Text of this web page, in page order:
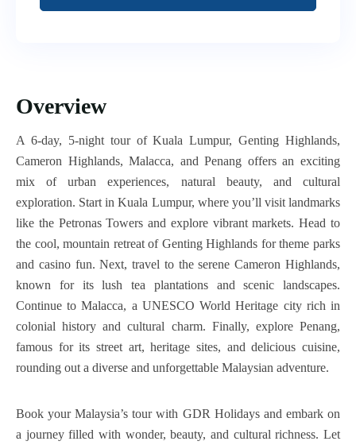
Overview
A 6-day, 5-night tour of Kuala Lumpur, Genting Highlands,
Cameron Highlands, Malacca, and Penang offers an exciting
mix of urban experiences, natural beauty, and cultural
exploration. Start in Kuala Lumpur, where you’ll visit landmarks
like the Petronas Towers and explore vibrant markets. Head to
the cool, mountain retreat of Genting Highlands for theme parks
and casino fun. Next, travel to the serene Cameron Highlands,
known for its lush tea plantations and scenic landscapes.
Continue to Malacca, a UNESCO World Heritage city rich in
colonial history and cultural charm. Finally, explore Penang,
famous for its street art, heritage sites, and delicious cuisine,
rounding out a diverse and unforgettable Malaysian adventure.
Book your Malaysia’s tour with GDR Holidays and embark on
a journey filled with wonder, beauty, and cultural richness. Let